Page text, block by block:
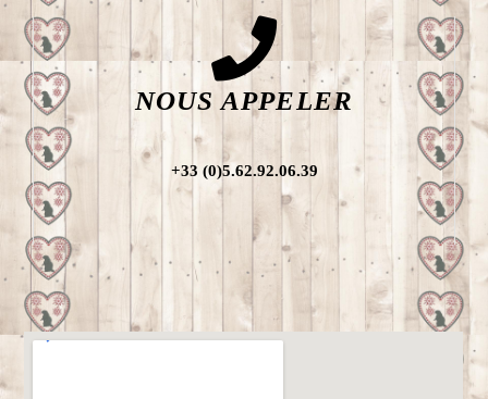
NOUS APPELER
+33 (0)5.62.92.06.39